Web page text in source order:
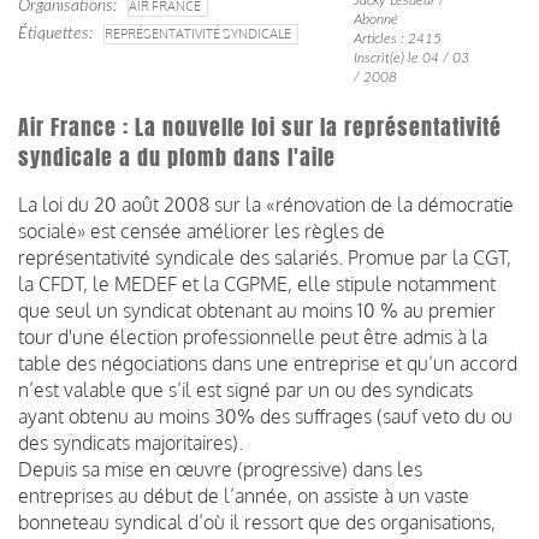
Organisations
AIR FRANCE
Étiquettes
REPRÉSENTATIVITÉ SYNDICALE
Abonné
Articles : 2415
Inscrit(e) le 04 / 03
/ 2008
Air France : La nouvelle loi sur la représentativité
syndicale a du plomb dans l'aile
La loi du 20 août 2008 sur la «rénovation de la démocratie
sociale» est censée améliorer les règles de
représentativité syndicale des salariés. Promue par la CGT,
la CFDT, le MEDEF et la CGPME, elle stipule notamment
que seul un syndicat obtenant au moins 10 % au premier
tour d'une élection professionnelle peut être admis à la
table des négociations dans une entreprise et qu’un accord
n’est valable que s’il est signé par un ou des syndicats
ayant obtenu au moins 30% des suffrages (sauf veto du ou
des syndicats majoritaires).
Depuis sa mise en œuvre (progressive) dans les
entreprises au début de l’année, on assiste à un vaste
bonneteau syndical d’où il ressort que des organisations,